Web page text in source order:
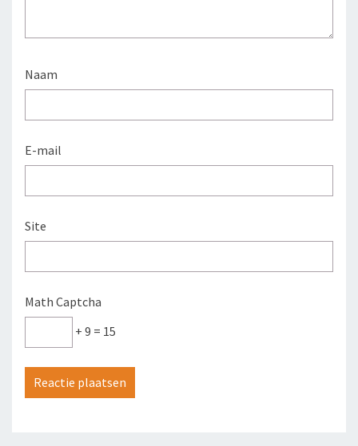
Naam
E-mail
Site
Math Captcha
+ 9 = 15